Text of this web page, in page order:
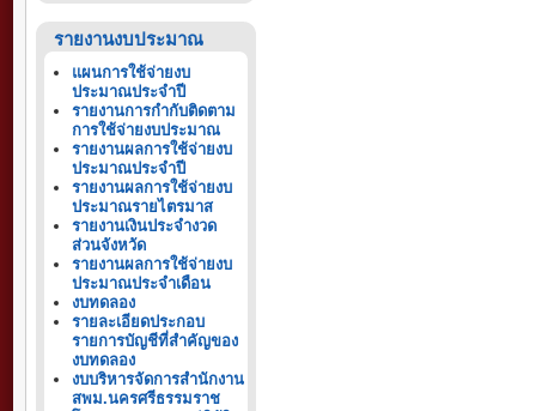
รายงานงบประมาณ
แผนการใช้จ่ายงบ
ประมาณประจำปี
รายงานการกำกับติดตาม
การใช้จ่ายงบประมาณ
รายงานผลการใช้จ่ายงบ
ประมาณประจำปี
รายงานผลการใช้จ่ายงบ
ประมาณรายไตรมาส
รายงานเงินประจำงวด
ส่วนจังหวัด
รายงานผลการใช้จ่ายงบ
ประมาณประจำเดือน
งบทดลอง
รายละเอียดประกอบ
รายการบัญชีที่สำคัญของ
งบทดลอง
งบบริหารจัดการสำนักงาน
สพม.นครศรีธรรมราช